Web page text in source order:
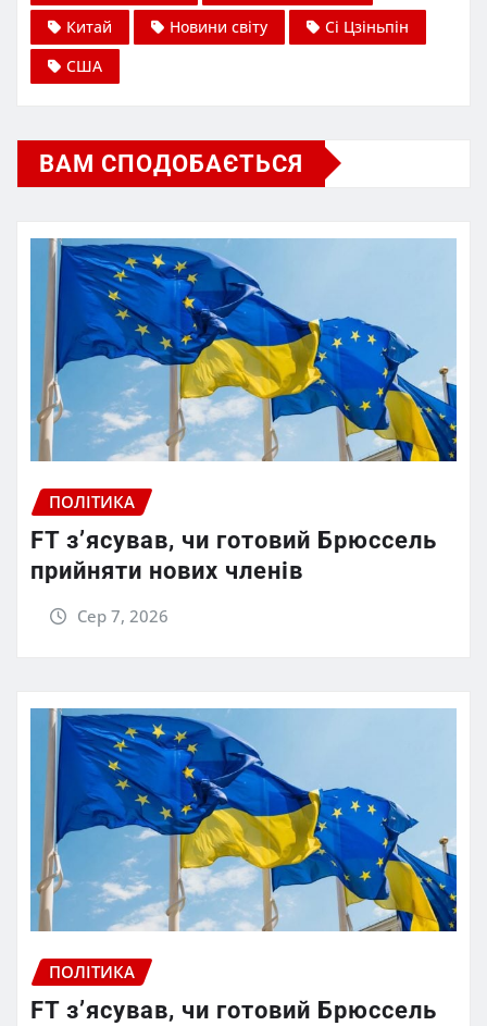
Китай
Новини світу
Сі Цзіньпін
США
ВАМ СПОДОБАЄТЬСЯ
ПОЛІТИКА
FT зʼясував, чи готовий Брюссель
прийняти нових членів
Сер 7, 2026
ПОЛІТИКА
FT зʼясував, чи готовий Брюссель